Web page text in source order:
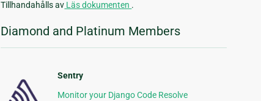
Tillhandahålls av Läs dokumenten .
Diamond and Platinum Members
Sentry
Monitor your Django Code Resolve